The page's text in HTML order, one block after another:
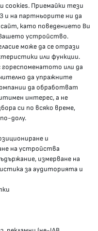
Неделя“ №5Приемайки тези
и на партньорите ни да
като поведението Ви
устройство.
може да се отрази
или функции.
гореспоменатото или да
да упражните
да обработват
интерес, а не
си по всяко време,
долу.
и
на устройства
измерване на
за аудиторията и